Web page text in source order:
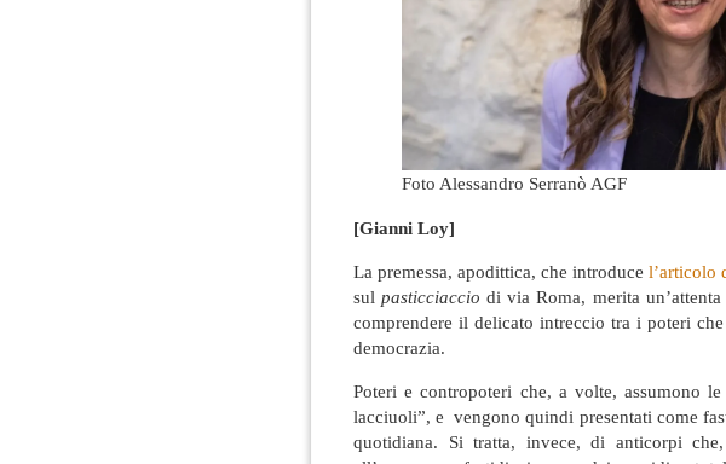
Foto Alessandro Serranò AGF
[Gianni Loy]
La premessa, apodittica, che introduce l’articolo
sulpasticciacciodi via Roma, merita
comprendere il delicato intreccio tra i poteri
democrazia.
Poteri e contropoteri che, a volte, assumono
lacciuoli”, e vengono quindi presentati come
quotidiana. Si tratta, invece, di anticorpi